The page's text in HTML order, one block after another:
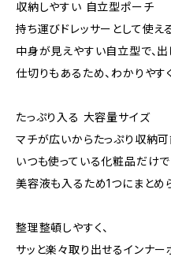
収納しやすい 自立型ポーチ
持ち運びドレッサーとして使え
中身が見えやすい自立型で、
仕切りもあるため、わかりやす
たっぷり入る 大容量サイズ
マチが広いからたっぷり収納
いつも使っている化粧品だけで
美容液も入るため1つにまとめ
整理整頓しやすく、
サッと楽々取り出せるインナー